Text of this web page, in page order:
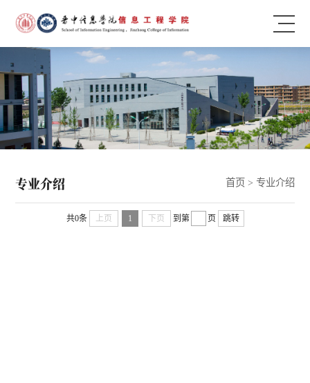
专业介绍 首页 > 专业介绍
共0条 上页 1 下页 到第 页 跳转